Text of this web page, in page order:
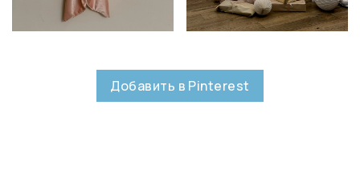
Добавить в Pinterest